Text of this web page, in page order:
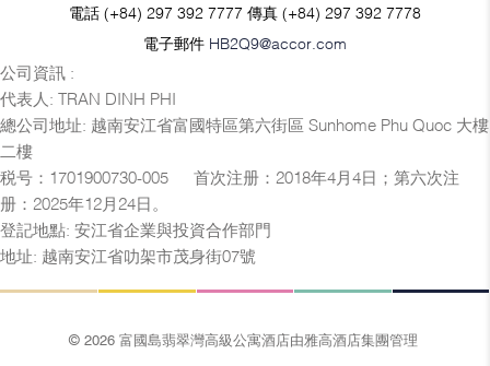
電話 (+84) 297 392 7777 傳真 (+84) 297 392 7778
電子郵件 HB2Q9@accor.com
公司資訊 :
代表人: TRAN DINH PHI
總公司地址: 越南安江省富國特區第六街區 Sunhome Phu Quoc 大樓
二樓
税号：1701900730-005 — 首次注册：2018年4月4日；第六次注
册：2025年12月24日。
登記地點: 安江省企業與投資合作部門
地址: 越南安江省叻架市茂身街07號
© 2026 富國島翡翠灣高級公寓酒店由雅高酒店集團管理